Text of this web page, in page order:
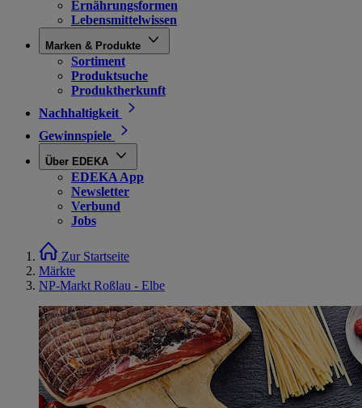
Ernährungsformen
Lebensmittelwissen
Marken & Produkte
Sortiment
Produktsuche
Produktherkunft
Nachhaltigkeit
Gewinnspiele
Über EDEKA
EDEKA App
Newsletter
Verbund
Jobs
Zur Startseite
Märkte
NP-Markt Roßlau - Elbe